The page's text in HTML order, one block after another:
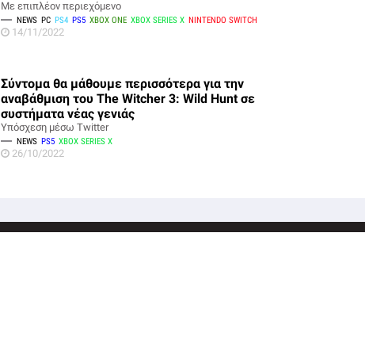
Με επιπλέον περιεχόμενο
NEWS PC PS4 PS5 XBOX ONE XBOX SERIES X NINTENDO SWITCH
14/11/2022
Σύντομα θα μάθουμε περισσότερα για την
αναβάθμιση του The Witcher 3: Wild Hunt σε
συστήματα νέας γενιάς
Υπόσχεση μέσω Twitter
NEWS PS5 XBOX SERIES X
26/10/2022